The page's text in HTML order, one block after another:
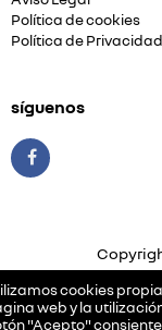
cookies
web y la
"Acepto"
Política de cookies
Política de Privacidad
síguenos